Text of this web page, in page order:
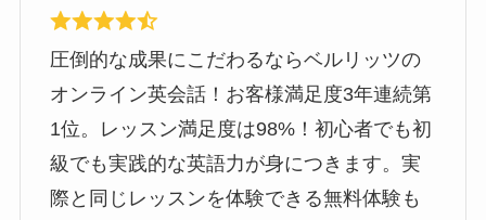
圧倒的な成果にこだわるならベルリッツの
オンライン英会話！お客様満足度3年連続第
1位。レッスン満足度は98%！初心者でも初
級でも実践的な英語力が身につきます。実
際と同じレッスンを体験できる無料体験も